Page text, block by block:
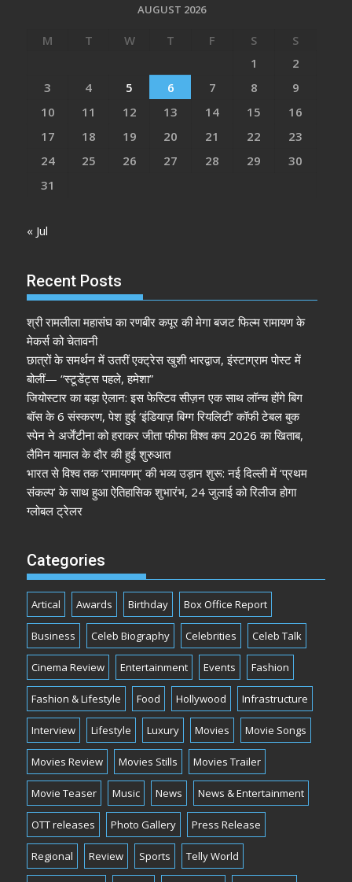
AUGUST 2026
M T W T F S
S
1
2
3
4 5 6 7 8
9
10
11 12 13 14 15
16
17
18 19 20 21 22
23
24
25 26 27 28 29
30
31
« Jul
Recent Posts
श्री रामलीला महासंघ का रणबीर कपूर की मेगा बजट फिल्म रामायण के
मेकर्स को चेतावनी
छात्रों के समर्थन में उतरीं एक्ट्रेस खुशी भारद्वाज, इंस्टाग्राम पोस्ट में
बोलीं— “स्टूडेंट्स पहले, हमेशा”
जियोस्टार का बड़ा ऐलान: इस फेस्टिव सीज़न एक साथ लॉन्च होंगे बिग
बॉस के 6 संस्करण, पेश हुई ‘इंडियाज़ बिग्ग रियलिटी’ कॉफी टेबल बुक
स्पेन ने अर्जेंटीना को हराकर जीता फीफा विश्व कप 2026 का खिताब,
लैमिन यामाल के दौर की हुई शुरुआत
भारत से विश्व तक ‘रामायणम्’ की भव्य उड़ान शुरू: नई दिल्ली में ‘प्रथम
संकल्प’ के साथ हुआ ऐतिहासिक शुभारंभ, 24 जुलाई को रिलीज होगा
ग्लोबल ट्रेलर
Categories
Artical Awards Birthday Box Office Report
Business Celeb Biography Celebrities Celeb Talk
Cinema Review Entertainment Events Fashion
Fashion & Lifestyle Food Hollywood Infrastructure
Interview Lifestyle Luxury Movies Movie Songs
Movies Review Movies Stills Movies Trailer
Movie Teaser Music News News & Entertainment
OTT releases Photo Gallery Press Release
Regional Review Sports Telly World